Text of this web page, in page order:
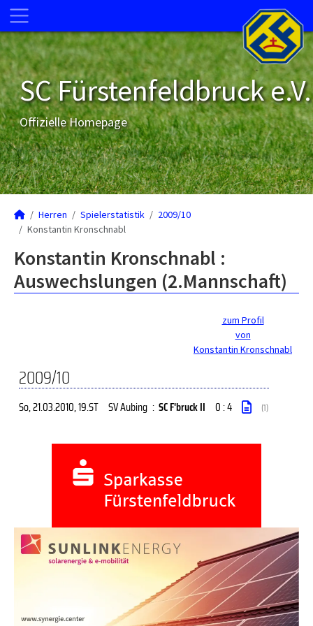
SC Fürstenfeldbruck e.V.
Offizielle Homepage
Herren Spielerstatistik
2009/10
Konstantin Kronschnabl
Konstantin Kronschnabl :
Auswechslungen (2.Mannschaft)
zum Profil
von
Konstantin Kronschnabl
2009/10
So, 21.03.2010, 19.ST SV Aubing : SC F'bruck II 0 : 4 (1)